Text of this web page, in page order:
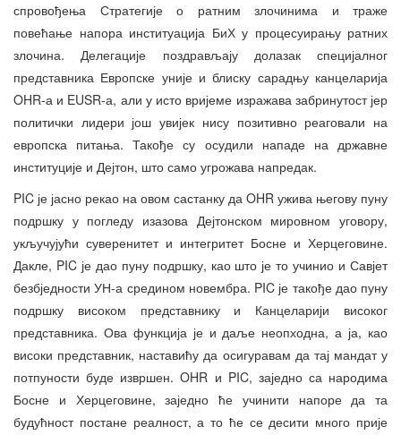
спровођења Стратегије о ратним злочинима и траже
повећање напора институација БиХ у процесуирању ратних
злочина. Делегације поздрављају долазак специјалног
представника Европске уније и блиску сарадњу канцеларија
OHR-а и EUSR-а, али у исто вријеме изражава забринутост јер
политички лидери још увијек нису позитивно реаговали на
европска питања. Такође су осудили нападе на државне
институције и Дејтон, што само угрожава напредак.
PIC је јасно рекао на овом састанку да OHR ужива његову пуну
подршку у погледу изазова Дејтонском мировном уговору,
укључујући суверенитет и интегритет Босне и Херцеговине.
Дакле, PIC је дао пуну подршку, као што је то учинио и Савјет
безбједности УН-а средином новембра. PIC је такође дао пуну
подршку високом представнику и Канцеларији високог
представника. Ова функција је и даље неопходна, а ја, као
високи представник, наставићу да осигуравам да тај мандат у
потпуности буде извршен. OHR и PIC, заједно са народима
Босне и Херцеговине, заједно ће учинити напоре да та
будућност постане реалност, а то ће се десити много прије